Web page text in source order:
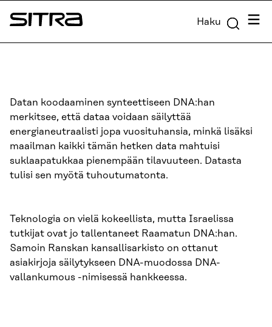
Siirry
suoraan
Sitra Haku
Datan koodaaminen synteettiseen DNA:han
merkitsee, että dataa voidaan säilyttää
energianeutraalisti jopa vuosituhansia, minkä lisäksi
maailman kaikki tämän hetken data mahtuisi
suklaapatukkaa pienempään tilavuuteen. Datasta
tulisi sen myötä tuhoutumatonta.
Teknologia on vielä kokeellista, mutta Israelissa
tutkijat ovat jo tallentaneet Raamatun DNA:han.
Samoin Ranskan kansallisarkisto on ottanut
asiakirjoja säilytykseen DNA-muodossa DNA-
vallankumous -nimisessä hankkeessa.